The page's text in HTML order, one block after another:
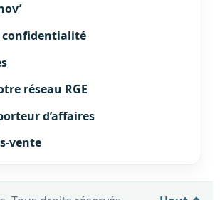
confidentialité
réseau RGE
d’affaires
vente